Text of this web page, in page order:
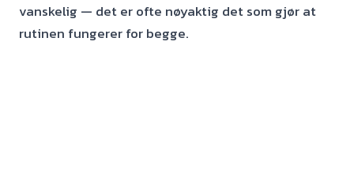
vanskelig — det er ofte nøyaktig det som gjør at
rutinen fungerer for begge.